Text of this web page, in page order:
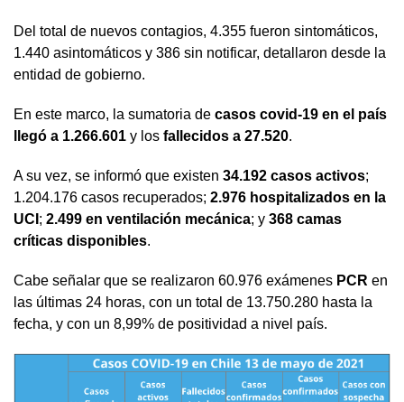
Del total de nuevos contagios, 4.355 fueron sintomáticos,
1.440 asintomáticos y 386 sin notificar, detallaron desde la
entidad de gobierno.
En este marco, la sumatoria de casos covid-19 en el país
llegó a 1.266.601 y los fallecidos a 27.520.
A su vez, se informó que existen 34.192 casos activos;
1.204.176 casos recuperados; 2.976 hospitalizados en la
UCI ; 2.499 en ventilación mecánica; y 368 camas
críticas disponibles.
Cabe señalar que se realizaron 60.976 exámenes PCR en
las últimas 24 horas, con un total de 13.750.280 hasta la
fecha, y con un 8,99% de positividad a nivel país.